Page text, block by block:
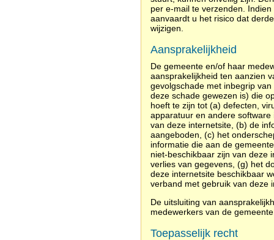
per e-mail te verzenden.
aanvaardt u het risico dat
wijzigen.
Aansprakelijkheid
De gemeente en/of haar
aansprakelijkheid ten aanzien
gevolgschade met inbegrip
deze schade gewezen is) die
hoeft te zijn tot (a) defecten,
apparatuur en andere
van deze internetsite, (b) de
aangeboden, (c) het
informatie die aan de
niet-beschikbaar zijn van deze
verlies van gegevens, (g) het
deze internetsite beschikbaar
verband met gebruik van deze
De uitsluiting van
medewerkers van de
Toepasselijk recht